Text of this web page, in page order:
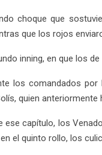
choque que
que los rojos
inning, en que los
los comandados
quien anteriormente
ese capítulo, los
el quinto rollo, los